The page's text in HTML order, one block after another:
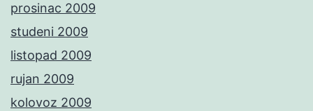
prosinac 2009
studeni 2009
listopad 2009
rujan 2009
kolovoz 2009